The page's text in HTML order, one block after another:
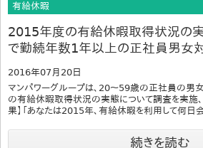
有給休暇
2015年度の有給休暇取得状況の
で勤続年数1年以上の正社員男女対
2016年07月20日
マンパワーグループは、20～59歳の正社員の男
の有給休暇取得状況の実態について調査を実施、
果】「あなたは2015年、有給休暇を利用して何日
続きを読む